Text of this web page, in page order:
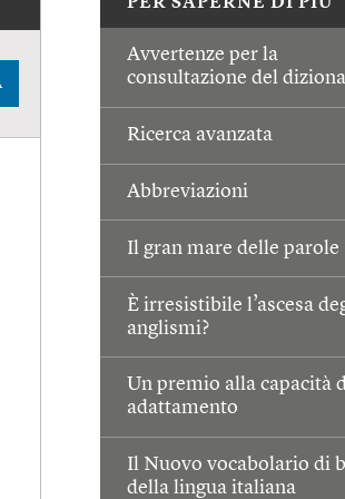
Avvertenze per la
consultazione del
Ricerca avanzata
Abbreviazioni
Il gran mare delle parole
È irresistibile l’ascesa
anglismi?
Un premio alla capacità
adattamento
Il Nuovo vocabolario di
della lingua italiana